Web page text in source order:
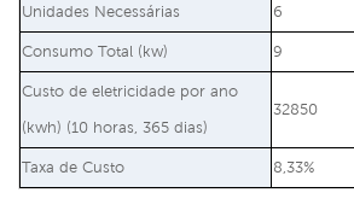
Unidades Necessárias 6
Consumo Total (kw) 9
Custo de eletricidade por ano
(kwh) (10 horas, 365 dias)
32850
Taxa de Custo 8,33%